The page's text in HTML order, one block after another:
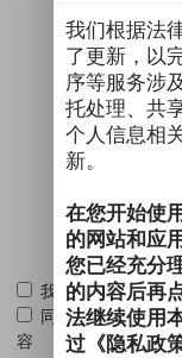
我已阅读并同意 《
同意通过电子邮件
容
我们根据法
了更新，以
序等服务涉
托处理、共
个人信息相
新。
在您开始使
的网站和应
您已经充分
的内容后再
法继续使用
过《隐私政